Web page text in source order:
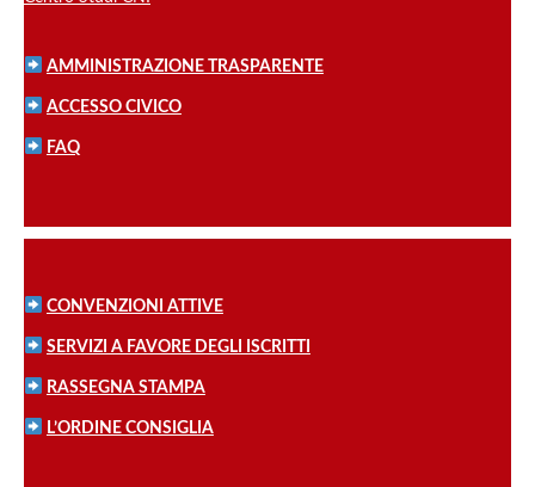
AMMINISTRAZIONE TRASPARENTE
ACCESSO CIVICO
FAQ
CONVENZIONI ATTIVE
SERVIZI A FAVORE DEGLI ISCRITTI
RASSEGNA STAMPA
L’ORDINE CONSIGLIA